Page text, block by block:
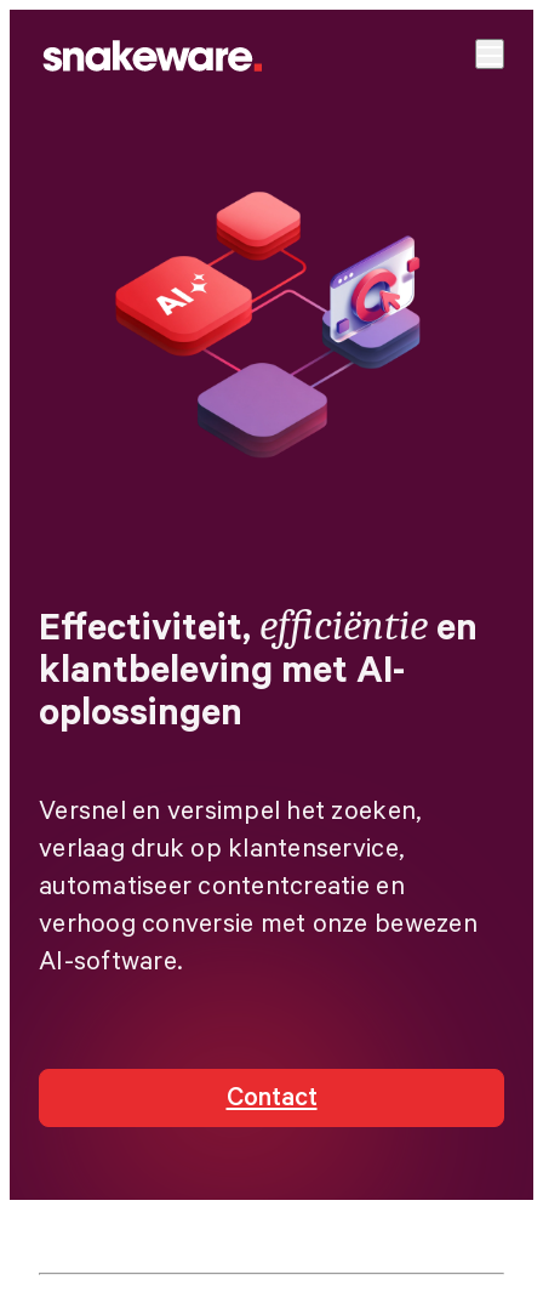
Effectiviteit, efficiëntie en
klantbeleving met AI-
oplossingen
Versnel en versimpel het zoeken,
verlaag druk op klantenservice,
automatiseer contentcreatie en
verhoog conversie met onze bewezen
AI-software.
Contact